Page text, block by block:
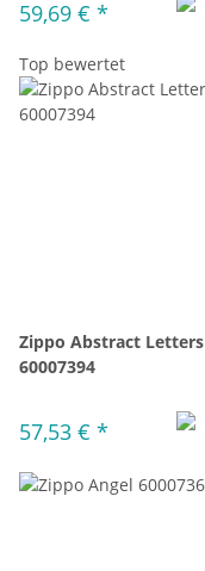
59,69 € *
Top bewertet
Zippo Abstract Letters
60007394
57,53 € *